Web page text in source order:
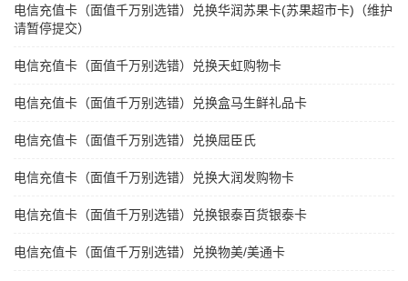
电信充值卡（面值千万别选错）兑换华润苏果卡(苏果超市卡)（维护
请暂停提交）
电信充值卡（面值千万别选错）兑换天虹购物卡
电信充值卡（面值千万别选错）兑换盒马生鲜礼品卡
电信充值卡（面值千万别选错）兑换屈臣氏
电信充值卡（面值千万别选错）兑换大润发购物卡
电信充值卡（面值千万别选错）兑换银泰百货银泰卡
电信充值卡（面值千万别选错）兑换物美/美通卡